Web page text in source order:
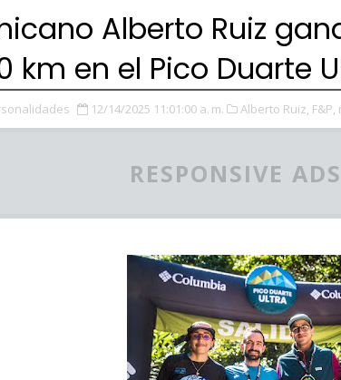
Alberto Ruiz
km en el Pico Duarte
12/14/2025 11:01:00 a. m. Alberto Ruiz, F&P,
RESPONSIVE